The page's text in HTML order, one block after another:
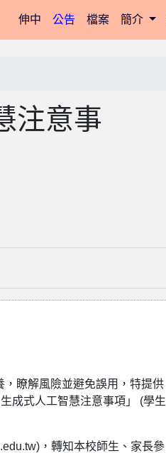
伸中(current)
公告 檔案 簡介
注意事
瞭解風險並避免誤用，特提供
成式人工智慧注意事項」 (學生
，轉知本校師生、家長參